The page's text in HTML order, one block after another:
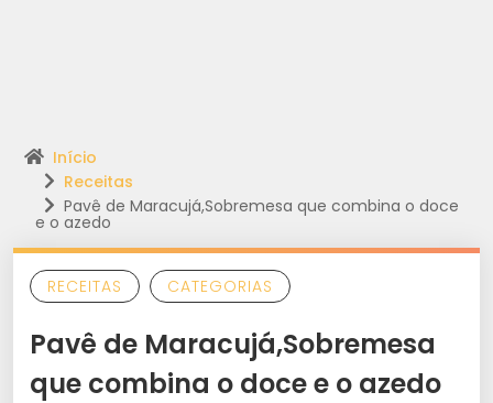
Início
Receitas
Pavê de Maracujá,Sobremesa que combina o doce
e o azedo
RECEITAS CATEGORIAS
Pavê de Maracujá,Sobremesa
que combina o doce e o azedo